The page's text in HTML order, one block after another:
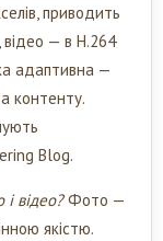
приводить
відео — в H.264
адаптивна —
контенту.
Blog.
відео?Фото —
якістю.